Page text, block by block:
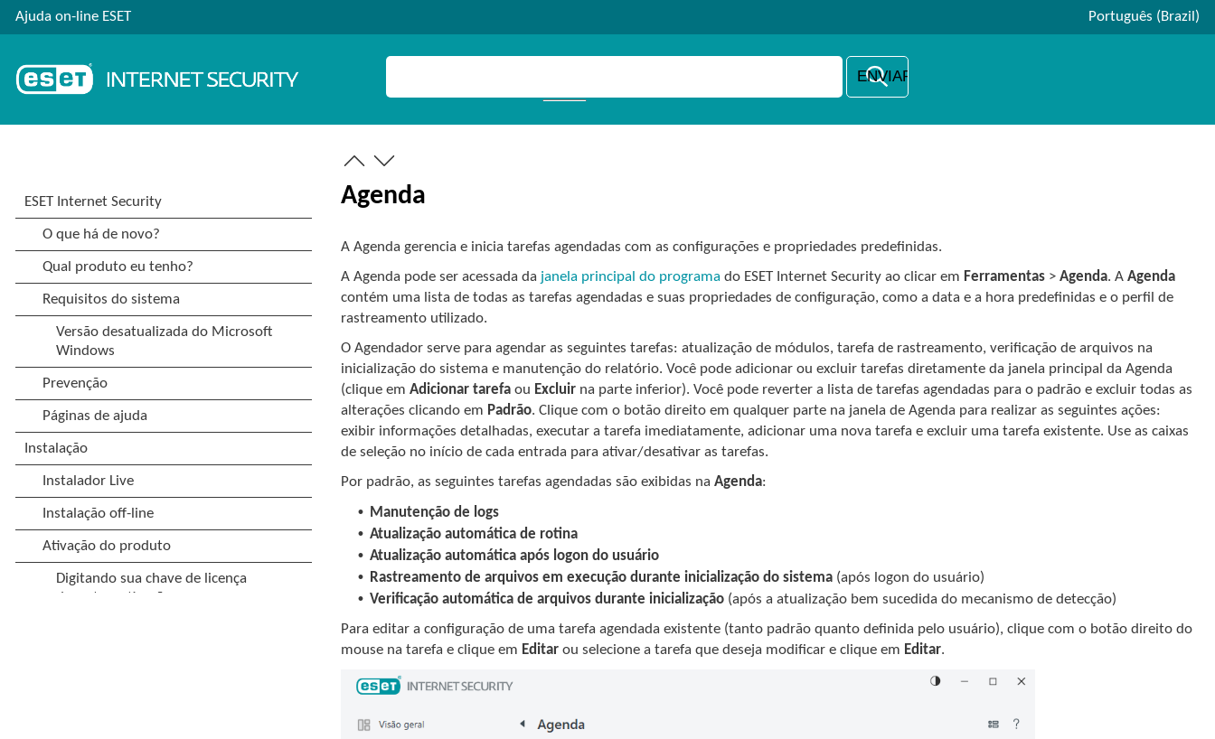
Ajuda on-line ESET Português (Brazil)
Agenda
A Agenda gerencia e inicia tarefas agendadas com as configurações e propriedades predefinidas.
A Agenda pode ser acessada da janela principal do programa do ESET Internet Security ao clicar em Ferramentas >Agenda. AAgenda
contém uma lista de todas as tarefas agendadas e suas propriedades de configuração, como a data e a hora predefinidas e o perfil de
rastreamento utilizado.
O Agendador serve para agendar as seguintes tarefas: atualização de módulos, tarefa de rastreamento, verificação de arquivos na
inicialização do sistema e manutenção do relatório. Você pode adicionar ou excluir tarefas diretamente da janela principal da Agenda
(clique emAdicionar tarefa ou Excluir na parte inferior). Você pode reverter a lista de tarefas agendadas para o padrão e excluir todas as
alterações clicando em Padrão. Clique com o botão direito em qualquer parte na janela de Agenda para realizar as seguintes ações:
exibir informações detalhadas, executar a tarefa imediatamente, adicionar uma nova tarefa e excluir uma tarefa existente. Use as caixas
de seleção no início de cada entrada para ativar/desativar as tarefas.
Por padrão, as seguintes tarefas agendadas são exibidas naAgenda:
• Manutenção de logs
• Atualização automática de rotina
• Atualização automática após logon do usuário
• Rastreamento de arquivos em execução durante inicialização do sistema (após logon do usuário)
• Verificação automática de arquivos durante inicialização (após a atualização bem sucedida do mecanismo de detecção)
Para editar a configuração de uma tarefa agendada existente (tanto padrão quanto definida pelo usuário), clique com o botão direito do
mouse na tarefa e clique em Editar ou selecione a tarefa que deseja modificar e clique em Editar.